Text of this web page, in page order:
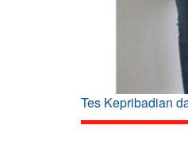
Tes Kepribadian